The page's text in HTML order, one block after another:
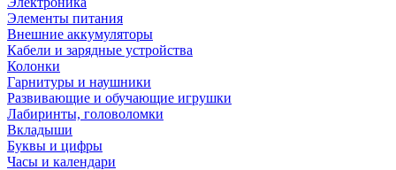
Элементы питания
Внешние аккумуляторы
Кабели и зарядные устройства
Колонки
Гарнитуры и наушники
Развивающие и обучающие игрушки
Лабиринты, головоломки
Вкладыши
Буквы и цифры
Часы и календари